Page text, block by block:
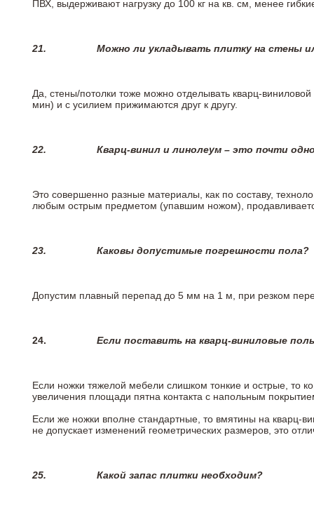
ПВХ, выдерживают нагрузку до 100 кг на кв. см, менее
21. Можно ли укладывать плитку на стены
Да, стены/потолки тоже можно отделывать кварц-
мин) и с усилием прижимаются друг к другу.
22. Кварц-винил и линолеум – это почти
Это совершенно разные материалы, как по составу,
любым острым предметом (упавшим ножом),
23. Каковы допустимые погрешности пола?
Допустим плавный перепад до 5 мм на 1 м, при резком
24. Если поставить на кварц-виниловые
Если ножки тяжелой мебели слишком тонкие и острые, то
увеличения площади пятна контакта с напольным
Если же ножки вполне стандартные, то вмятины на кварц-
не допускает изменений геометрических размеров, это
25. Какой запас плитки необходим?